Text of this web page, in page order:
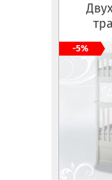
-5%